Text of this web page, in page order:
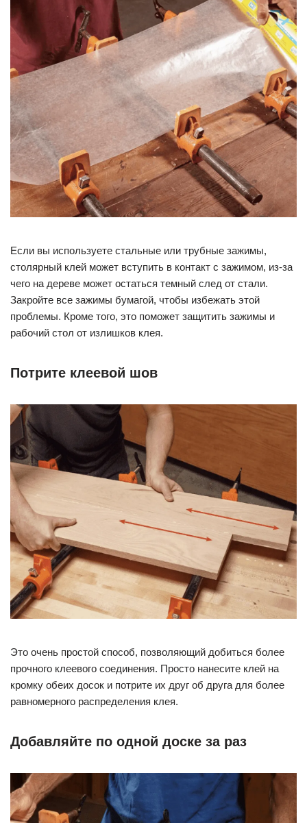
Если вы используете стальные или трубные зажимы,
столярный клей может вступить в контакт с зажимом, из-за
чего на дереве может остаться темный след от стали.
Закройте все зажимы бумагой, чтобы избежать этой
проблемы. Кроме того, это поможет защитить зажимы и
рабочий стол от излишков клея.
Потрите клеевой шов
Это очень простой способ, позволяющий добиться более
прочного клеевого соединения. Просто нанесите клей на
кромку обеих досок и потрите их друг об друга для более
равномерного распределения клея.
Добавляйте по одной доске за раз